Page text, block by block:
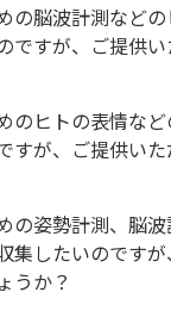
の脳波計測など
ですが、ご提供
のヒトの表情な
すが、ご提供い
の姿勢計測、脳
集したいのですが
うか？